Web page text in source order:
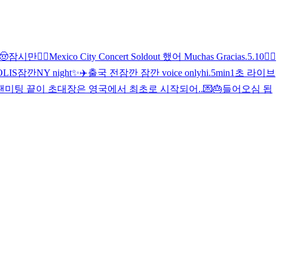
잠시만🖐🏻Mexico City Concert Soldout 했어 Muchas Gracias.5.10🖐🏻
잠깐NY night✨✈️출국 전 잠깐 잠깐 voice onlyhi.5min1초 라이브
미팅 끝이 초대장은 영국에서 최초로 시작되어..💌🎂들어오심 됩